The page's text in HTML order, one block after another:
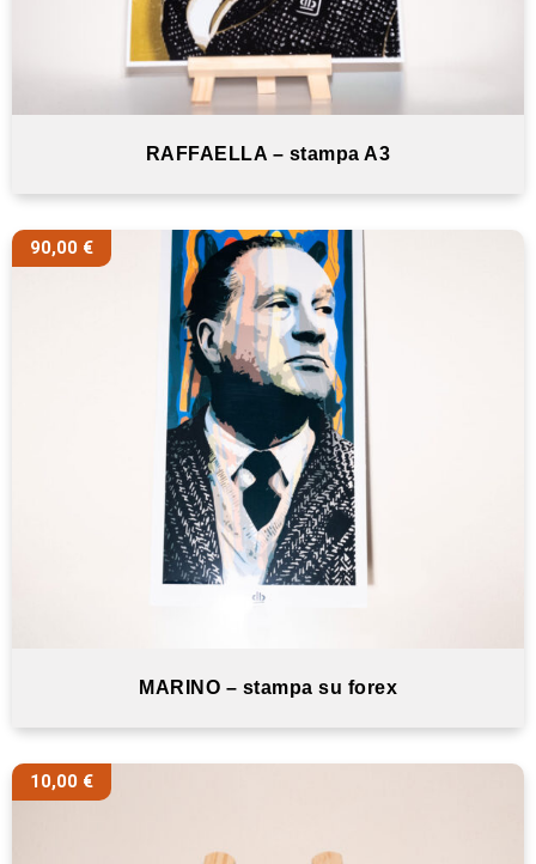
RAFFAELLA – stampa A3
90,00 €
MARINO – stampa su forex
10,00 €